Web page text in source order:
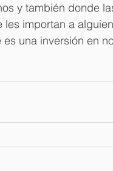
y también donde
les importan a
una inversión en